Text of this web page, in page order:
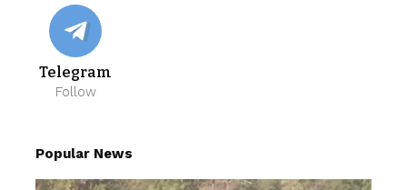
Telegram
Follow
Popular News